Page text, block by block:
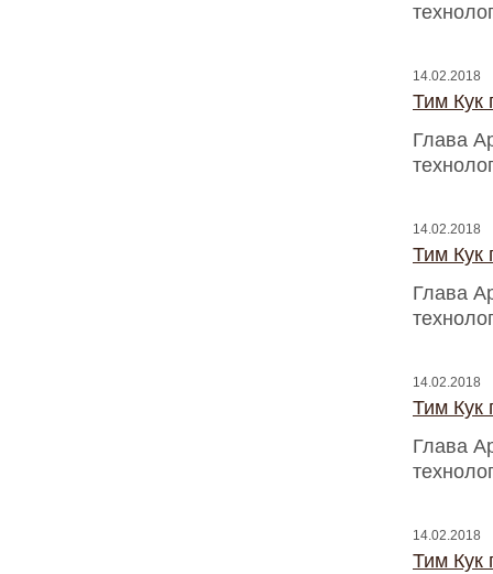
14.02.2018
Тим Кук
Глава
14.02.2018
Тим Кук
Глава
14.02.2018
Тим Кук
Глава
14.02.2018
Тим Кук